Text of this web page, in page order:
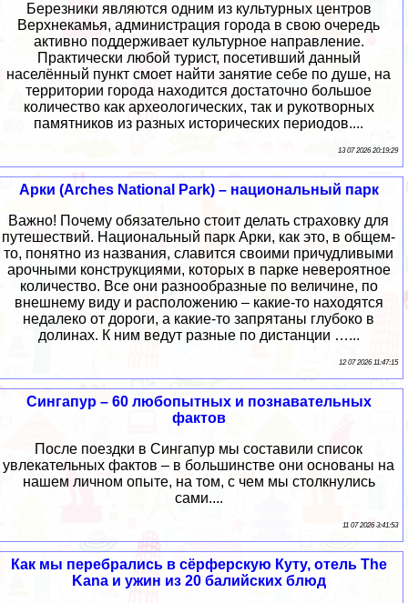
Березники являются одним из культурных центров
Верхнекамья, администрация города в свою очередь
активно поддерживает культурное направление.
Практически любой турист, посетивший данный
населённый пункт смоет найти занятие себе по душе, на
территории города находится достаточно большое
количество как археологических, так и рукотворных
памятников из разных исторических периодов....
13 07 2026 20:19:29
Арки (Arches National Park) – национальный парк
Важно! Почему обязательно стоит делать страховку для
путешествий. Национальный парк Арки, как это, в общем-
то, понятно из названия, славится своими причудливыми
арочными конструкциями, которых в парке невероятное
количество. Все они разнообразные по величине, по
внешнему виду и расположению – какие-то находятся
недалеко от дороги, а какие-то запрятаны глубоко в
долинах. К ним ведут разные по дистанции …...
12 07 2026 11:47:15
Сингапур – 60 любопытных и познавательных
фактов
После поездки в Сингапур мы составили список
увлекательных фактов – в большинстве они основаны на
нашем личном опыте, на том, с чем мы столкнулись
сами....
11 07 2026 3:41:53
Как мы перебрались в сёрферскую Куту, отель The
Kana и ужин из 20 балийских блюд